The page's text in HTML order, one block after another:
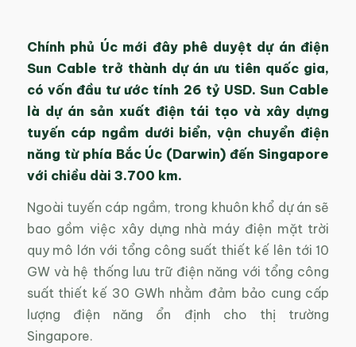
Chính phủ Úc mới đây phê duyệt dự án điện
Sun Cable trở thành dự án ưu tiên quốc gia,
có vốn đầu tư ước tính 26 tỷ USD. Sun Cable
là dự án sản xuất điện tái tạo và xây dựng
tuyến cáp ngầm dưới biển, vận chuyển điện
năng từ phía Bắc Úc (Darwin) đến Singapore
với chiều dài 3.700 km.
Ngoài tuyến cáp ngầm, trong khuôn khổ dự án sẽ
bao gồm việc xây dựng nhà máy điện mặt trời
quy mô lớn với tổng công suất thiết kế lên tới 10
GW và hệ thống lưu trữ điện năng với tổng công
suất thiết kế 30 GWh nhằm đảm bảo cung cấp
lượng điện năng ổn định cho thị trường
Singapore.